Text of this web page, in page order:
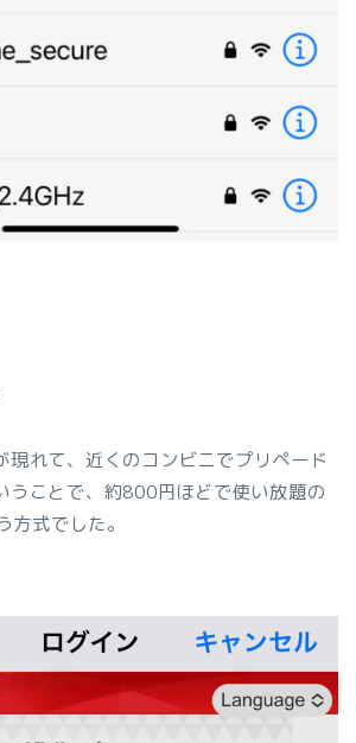
現れて、近くのコンビニでプリペード
うことで、約800円ほどで使い放題の
式でした。